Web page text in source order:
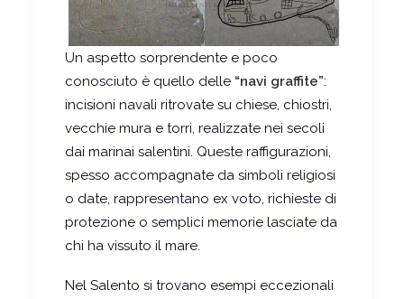
Un aspetto sorprendente e poco
conosciuto è quello delle “navi graffite”:
incisioni navali ritrovate su chiese, chiostri,
vecchie mura e torri, realizzate nei secoli
dai marinai salentini. Queste raffigurazioni,
spesso accompagnate da simboli religiosi
o date, rappresentano ex voto, richieste di
protezione o semplici memorie lasciate da
chi ha vissuto il mare.
Nel Salento si trovano esempi eccezionali